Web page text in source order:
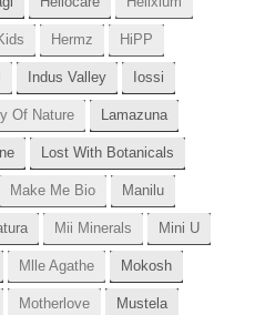
Hermz HiPP
Indus Valley Iossi
Of Nature Lamazuna
Lost With Botanicals
Make Me Bio Manilu
Mii Minerals Mini U
Mlle Agathe Mokosh
Motherlove Mustela